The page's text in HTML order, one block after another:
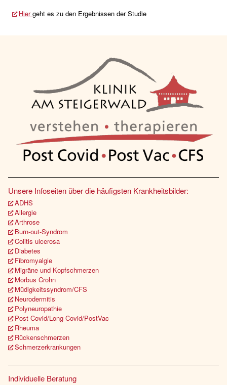
Hiergeht es zu den Ergebnissen der Studie
Unsere Infoseiten über die häufigsten Krankheitsbilder:
ADHS
Allergie
Arthrose
Burn-out-Syndrom
Colitis ulcerosa
Diabetes
Fibromyalgie
Migräne und Kopfschmerzen
Morbus Crohn
Müdigkeitssyndrom/CFS
Neurodermitis
Polyneuropathie
Post Covid/Long Covid/PostVac
Rheuma
Rückenschmerzen
Schmerzerkrankungen
Individuelle Beratung